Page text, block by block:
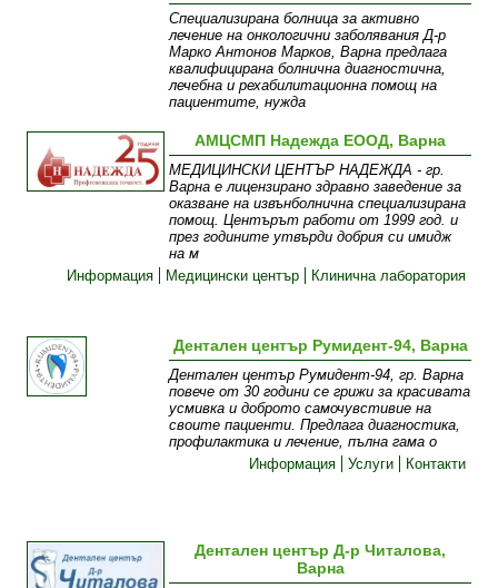
Специализирана болница за активно
лечение на онкологични заболявания Д-р
Марко Антонов Марков, Варна предлага
квалифицирана болнична диагностична,
лечебна и рехабилитационна помощ на
пациентите, нужда
АМЦСМП Надежда ЕООД, Варна
МEДИЦИНСКИ ЦЕНТЪР НАДЕЖДА - гр.
Варна е лицензирано здравно заведение за
оказване на извънболнична специализирана
помощ. Центърът работи от 1999 год. и
през годините утвърди добрия си имидж
на м
Информация
Медицински център Клинична лаборатория
Дентален център Румидент-94, Варна
Дентален център Румидент-94, гр. Варна
повече от 30 години се грижи за красивата
усмивка и доброто самочувстивие на
своите пациенти. Предлага диагностика,
профилактика и лечение, пълна гама о
Информация
Услуги Контакти
Дентален център Д-р Читалова,
Варна